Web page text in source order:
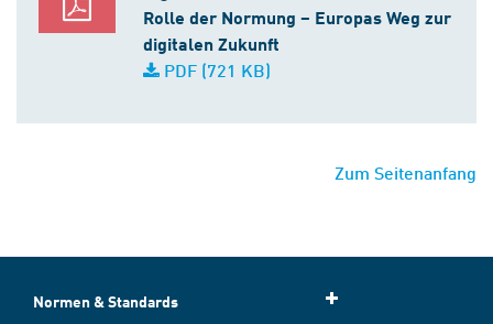
Rolle der Normung – Europas Weg zur
digitalen Zukunft
PDF (721 KB)
Zum Seitenanfang
Normen & Standards